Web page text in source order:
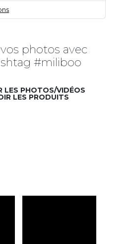
photos avec
#miliboo
LES PHOTOS/VIDÉOS
LES PRODUITS